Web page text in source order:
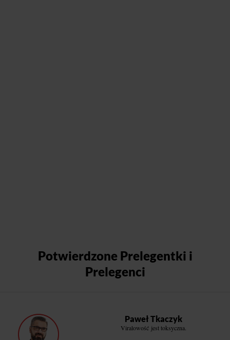
Potwierdzone Prelegentki i
Prelegenci
Paweł Tkaczyk
Viralowość jest toksyczna.